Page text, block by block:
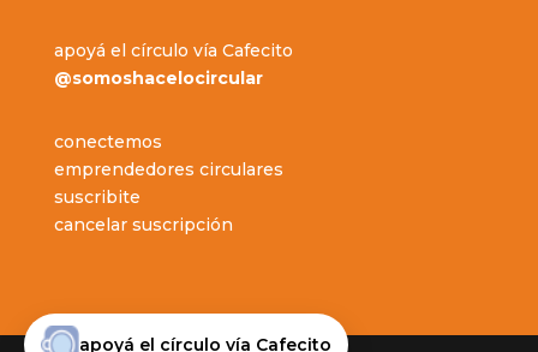
apoyá el círculo vía Cafecito
@somoshacelocircular
conectemos
emprendedores circulares
suscribite
cancelar suscripción
apoyá el círculo vía Cafecito